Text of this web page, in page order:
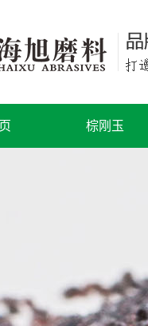
棕刚玉